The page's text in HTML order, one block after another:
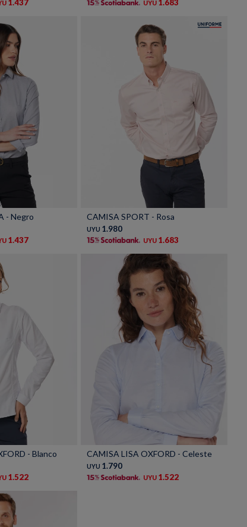
1.437 UYU 1.683
- Negro
1.437
CAMISA SPORT - Rosa
UYU 1.980
UYU 1.683
- Blanco
1.522
CAMISA LISA OXFORD - Celeste
UYU 1.790
UYU 1.522